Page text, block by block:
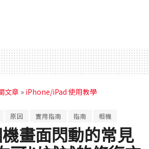
文章 » iPhone/iPad 使用教學
原因 實用指南 指南 相機
畫面閃動的常見